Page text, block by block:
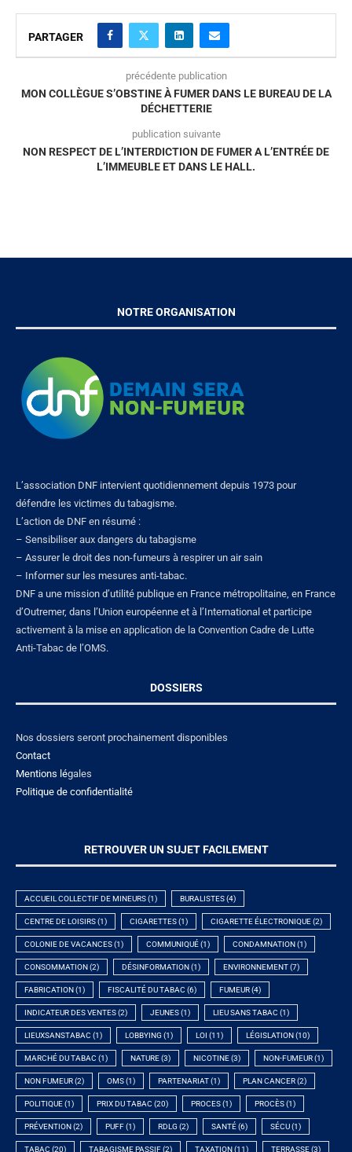
PARTAGER
précédente publication
MON COLLÈGUE S’OBSTINE À FUMER DANS LE BUREAU DE LA
DÉCHETTERIE
publication suivante
NON RESPECT DE L’INTERDICTION DE FUMER A L’ENTRÉE DE
L’IMMEUBLE ET DANS LE HALL.
NOTRE ORGANISATION
L’association DNF intervient quotidiennement depuis 1973 pour
défendre les victimes du tabagisme.
L’action de DNF en résumé :
– Sensibiliser aux dangers du tabagisme
– Assurer le droit des non-fumeurs à respirer un air sain
– Informer sur les mesures anti-tabac.
DNF a une mission d’utilité publique en France métropolitaine, en France
d’Outremer, dans l’Union européenne et à l’International et participe
activement à la mise en application de la Convention Cadre de Lutte
Anti-Tabac de l’OMS.
DOSSIERS
Nos dossiers seront prochainement disponibles
Contact
Mentions légales
Politique de confidentialité
RETROUVER UN SUJET FACILEMENT
ACCUEIL COLLECTIF DE MINEURS(1) BURALISTES(4)
CENTRE DE LOISIRS(1) CIGARETTES(1) CIGARETTE ÉLECTRONIQUE(2)
COLONIE DE VACANCES(1) COMMUNIQUÉ(1) CONDAMNATION (1)
CONSOMMATION (2) DÉSINFORMATION (1) ENVIRONNEMENT(7)
FABRICATION (1) FISCALITÉ DU TABAC (6) FUMEUR(4)
INDICATEUR DES VENTES(2) JEUNES(1) LIEU SANS TABAC (1)
LIEUXSANSTABAC (1) LOBBYING (1) LOI (11) LÉGISLATION (10)
MARCHÉ DU TABAC (1) NATURE(3) NICOTINE(3) NON-FUMEUR(1)
NON FUMEUR(2) OMS(1) PARTENARIAT(1) PLAN CANCER(2)
POLITIQUE(1) PRIX DU TABAC (20) PROCES(1) PROCÈS(1)
PRÉVENTION (2) PUFF(1) RDLG (2) SANTÉ(6) SÉCU(1)
TABAC (20) TABAGISME PASSIF(2) TAXATION (11) TERRASSE(3)